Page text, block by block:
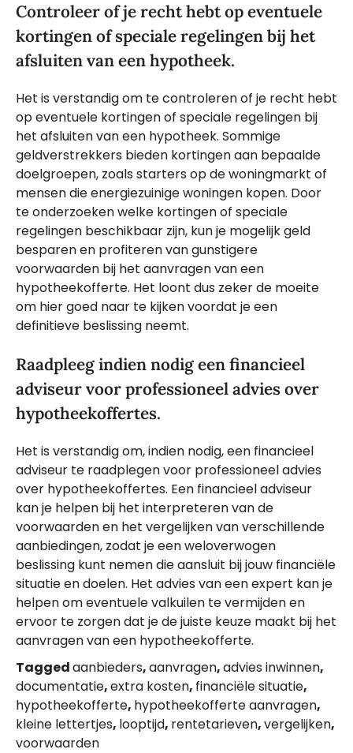
Controleer of je recht hebt op eventuele
kortingen of speciale regelingen bij het
afsluiten van een hypotheek.
Het is verstandig om te controleren of je recht hebt
op eventuele kortingen of speciale regelingen bij
het afsluiten van een hypotheek. Sommige
geldverstrekkers bieden kortingen aan bepaalde
doelgroepen, zoals starters op de woningmarkt of
mensen die energiezuinige woningen kopen. Door
te onderzoeken welke kortingen of speciale
regelingen beschikbaar zijn, kun je mogelijk geld
besparen en profiteren van gunstigere
voorwaarden bij het aanvragen van een
hypotheekofferte. Het loont dus zeker de moeite
om hier goed naar te kijken voordat je een
definitieve beslissing neemt.
Raadpleeg indien nodig een financieel
adviseur voor professioneel advies over
hypotheekoffertes.
Het is verstandig om, indien nodig, een financieel
adviseur te raadplegen voor professioneel advies
over hypotheekoffertes. Een financieel adviseur
kan je helpen bij het interpreteren van de
voorwaarden en het vergelijken van verschillende
aanbiedingen, zodat je een weloverwogen
beslissing kunt nemen die aansluit bij jouw financiële
situatie en doelen. Het advies van een expert kan je
helpen om eventuele valkuilen te vermijden en
ervoor te zorgen dat je de juiste keuze maakt bij het
aanvragen van een hypotheekofferte.
Taggedaanbieders,aanvragen,advies inwinnen,
documentatie,extra kosten, financiële situatie,
hypotheekofferte, hypotheekofferte aanvragen,
kleine lettertjes, looptijd, rentetarieven,vergelijken,
voorwaarden